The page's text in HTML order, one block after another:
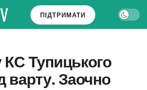
ПІДТРИМАТИ
КС Тупицького
варту. Заочно